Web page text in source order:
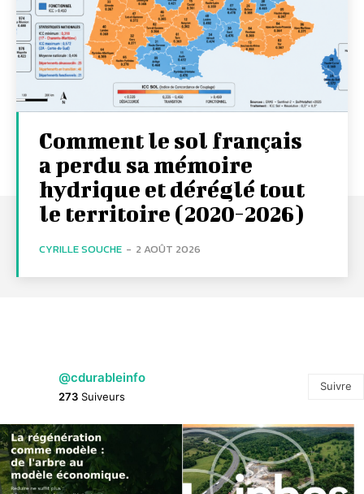
Comment le sol français
a perdu sa mémoire
hydrique et déréglé tout
le territoire (2020-2026)
CYRILLE SOUCHE - 2 AOÛT 2026
@cdurableinfo
273 Suiveurs
Suivre